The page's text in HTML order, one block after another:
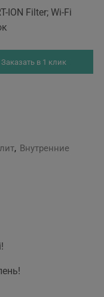
ION Filter; Wi-Fi
Заказать в 1 клик
, Внутренние